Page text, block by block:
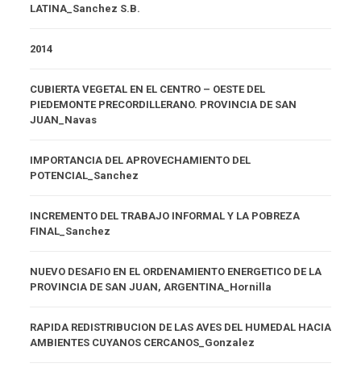
LATINA_Sanchez S.B.
2014
CUBIERTA VEGETAL EN EL CENTRO – OESTE DEL
PIEDEMONTE PRECORDILLERANO. PROVINCIA DE SAN
JUAN_Navas
IMPORTANCIA DEL APROVECHAMIENTO DEL
POTENCIAL_Sanchez
INCREMENTO DEL TRABAJO INFORMAL Y LA POBREZA
FINAL_Sanchez
NUEVO DESAFIO EN EL ORDENAMIENTO ENERGETICO DE LA
PROVINCIA DE SAN JUAN, ARGENTINA_Hornilla
RAPIDA REDISTRIBUCION DE LAS AVES DEL HUMEDAL HACIA
AMBIENTES CUYANOS CERCANOS_Gonzalez